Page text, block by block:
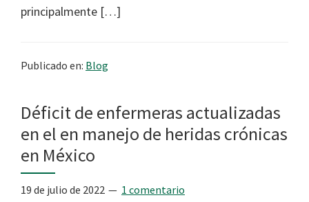
principalmente […]
Publicado en: Blog
Déficit de enfermeras actualizadas
en el en manejo de heridas crónicas
en México
19 de julio de 2022 1 comentario